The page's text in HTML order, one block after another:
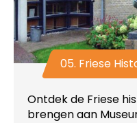
05. Friese
Ontdek de Friese
brengen aan